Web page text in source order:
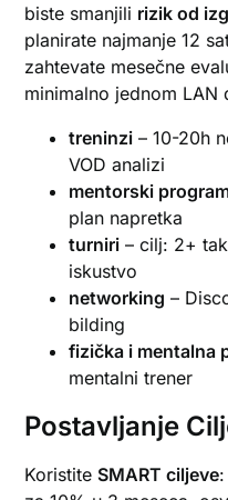
biste smanjili rizik od
planirate najmanje 12
zahtevate mesečne
minimalno jednom LAN
treninzi – 10-20h
VOD analizi
mentorski
plan napretka
turniri – cilj: 2+
iskustvo
networking –
bilding
fizička i mentalna
mentalni trener
Postavljanje
Koristite SMART ciljeve